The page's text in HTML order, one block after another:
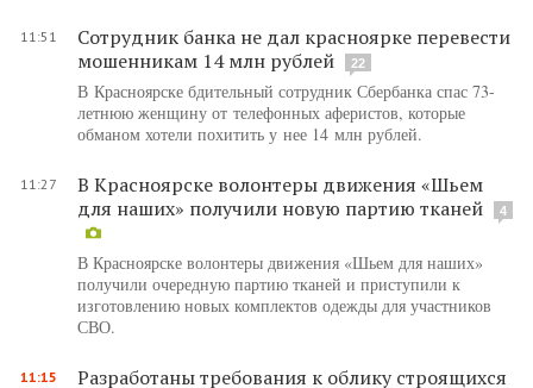
11:51
Сотрудник банка не дал красноярке перевести
мошенникам 14 млн рублей
22
В Красноярске бдительный сотрудник Сбербанка спас 73-
летнюю женщину от телефонных аферистов, которые
обманом хотели похитить у нее 14 млн рублей.
11:27
В Красноярске волонтеры движения «Шьем
для наших» получили новую партию тканей
4
В Красноярске волонтеры движения «Шьем для наших»
получили очередную партию тканей и приступили к
изготовлению новых комплектов одежды для участников
СВО.
11:15
Разработаны требования к облику строящихся